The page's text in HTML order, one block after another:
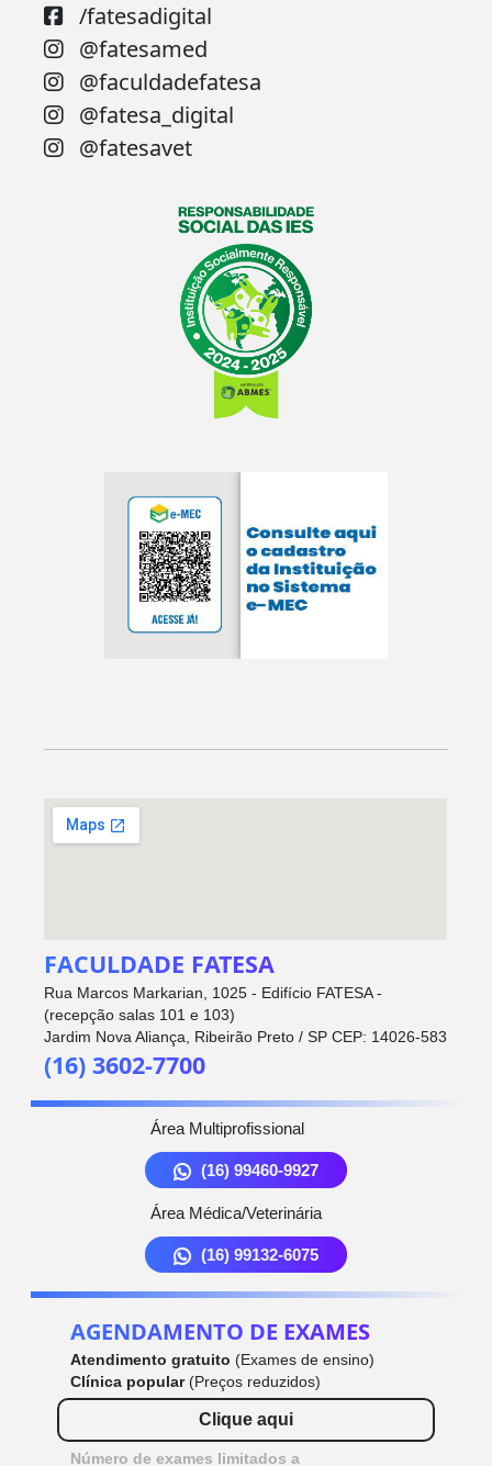
/fatesadigital
@fatesamed
@faculdadefatesa
@fatesa_digital
@fatesavet
FACULDADE FATESA
Rua Marcos Markarian, 1025 - Edifício FATESA -
(recepção salas 101 e 103)
Jardim Nova Aliança, Ribeirão Preto / SP CEP: 14026-583
(16) 3602-7700
Área Multiprofissional
(16) 99460-9927
Área Médica/Veterinária
(16) 99132-6075
AGENDAMENTO DE EXAMES
Atendimento gratuito (Exames de ensino)
Clínica popular(Preços reduzidos)
Clique aqui
Número de exames limitados a